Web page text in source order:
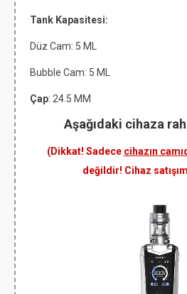
Tank Kapasitesi:
Düz Cam: 5 ML
Bubble Cam: 5 ML
Çap: 24.5 MM
Aşağıdaki cihaza
(Dikkat! Sadece cihazın
değildir! Cihaz